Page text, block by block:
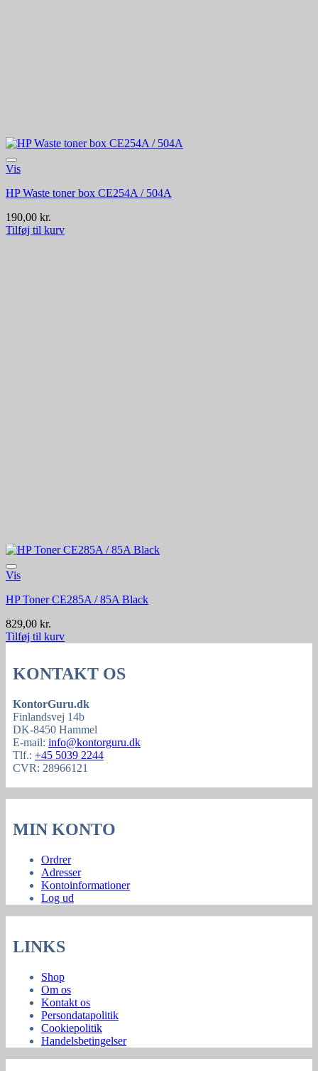
Vis
HP Waste toner box CE254A / 504A
190,00 kr.
Tilføj til kurv
Vis
HP Toner CE285A / 85A Black
829,00 kr.
Tilføj til kurv
KONTAKT OS
KontorGuru.dk
Finlandsvej 14b
DK-8450 Hammel
E-mail: info@kontorguru.dk
Tlf.: +45 5039 2244
CVR: 28966121
MIN KONTO
Ordrer
Adresser
Kontoinformationer
Log ud
LINKS
Shop
Om os
Kontakt os
Persondatapolitik
Cookiepolitik
Handelsbetingelser